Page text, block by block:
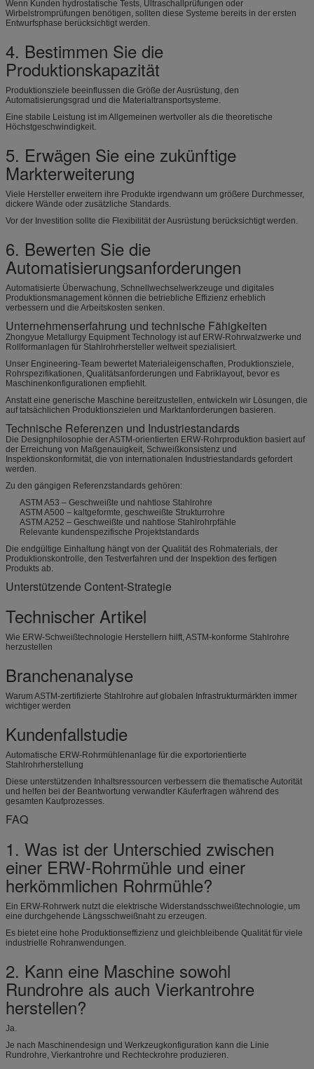
Wenn Kunden hydrostatische Tests, Ultraschallprüfungen oder
Wirbelstromprüfungen benötigen, sollten diese Systeme bereits in der ersten
Entwurfsphase berücksichtigt werden.
4. Bestimmen Sie die
Produktionskapazität
Produktionsziele beeinflussen die Größe der Ausrüstung, den
Automatisierungsgrad und die Materialtransportsysteme.
Eine stabile Leistung ist im Allgemeinen wertvoller als die theoretische
Höchstgeschwindigkeit.
5. Erwägen Sie eine zukünftige
Markterweiterung
Viele Hersteller erweitern ihre Produkte irgendwann um größere Durchmesser,
dickere Wände oder zusätzliche Standards.
Vor der Investition sollte die Flexibilität der Ausrüstung berücksichtigt werden.
6. Bewerten Sie die
Automatisierungsanforderungen
Automatisierte Überwachung, Schnellwechselwerkzeuge und digitales
Produktionsmanagement können die betriebliche Effizienz erheblich
verbessern und die Arbeitskosten senken.
Unternehmenserfahrung und technische Fähigkeiten
Zhongyue Metallurgy Equipment Technology ist auf ERW-Rohrwalzwerke und
Rollformanlagen für Stahlrohrhersteller weltweit spezialisiert.
Unser Engineering-Team bewertet Materialeigenschaften, Produktionsziele,
Rohrspezifikationen, Qualitätsanforderungen und Fabriklayout, bevor es
Maschinenkonfigurationen empfiehlt.
Anstatt eine generische Maschine bereitzustellen, entwickeln wir Lösungen, die
auf tatsächlichen Produktionszielen und Marktanforderungen basieren.
Technische Referenzen und Industriestandards
Die Designphilosophie der ASTM-orientierten ERW-Rohrproduktion basiert auf
der Erreichung von Maßgenauigkeit, Schweißkonsistenz und
Inspektionskonformität, die von internationalen Industriestandards gefordert
werden.
Zu den gängigen Referenzstandards gehören:
ASTM A53 – Geschweißte und nahtlose Stahlrohre
ASTM A500 – kaltgeformte, geschweißte Strukturrohre
ASTM A252 – Geschweißte und nahtlose Stahlrohrpfähle
Relevante kundenspezifische Projektstandards
Die endgültige Einhaltung hängt von der Qualität des Rohmaterials, der
Produktionskontrolle, den Testverfahren und der Inspektion des fertigen
Produkts ab.
Unterstützende Content-Strategie
Technischer Artikel
Wie ERW-Schweißtechnologie Herstellern hilft, ASTM-konforme Stahlrohre
herzustellen
Branchenanalyse
Warum ASTM-zertifizierte Stahlrohre auf globalen Infrastrukturmärkten immer
wichtiger werden
Kundenfallstudie
Automatische ERW-Rohrmühlenanlage für die exportorientierte
Stahlrohrherstellung
Diese unterstützenden Inhaltsressourcen verbessern die thematische Autorität
und helfen bei der Beantwortung verwandter Käuferfragen während des
gesamten Kaufprozesses.
FAQ
1. Was ist der Unterschied zwischen
einer ERW-Rohrmühle und einer
herkömmlichen Rohrmühle?
Ein ERW-Rohrwerk nutzt die elektrische Widerstandsschweißtechnologie, um
eine durchgehende Längsschweißnaht zu erzeugen.
Es bietet eine hohe Produktionseffizienz und gleichbleibende Qualität für viele
industrielle Rohranwendungen.
2. Kann eine Maschine sowohl
Rundrohre als auch Vierkantrohre
herstellen?
Ja.
Je nach Maschinendesign und Werkzeugkonfiguration kann die Linie
Rundrohre, Vierkantrohre und Rechteckrohre produzieren.